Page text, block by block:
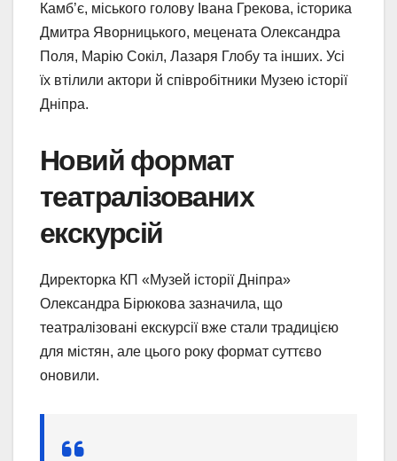
Камб’є, міського голову Івана Грекова, історика
Дмитра Яворницького, мецената Олександра
Поля, Марію Сокіл, Лазаря Глобу та інших. Усі
їх втілили актори й співробітники Музею історії
Дніпра.
Новий формат
театралізованих
екскурсій
Директорка КП «Музей історії Дніпра»
Олександра Бірюкова зазначила, що
театралізовані екскурсії вже стали традицією
для містян, але цього року формат суттєво
оновили.